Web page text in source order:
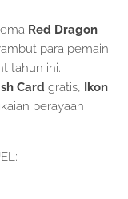
Red Dragon
para pemain
tahun ini.
Card gratis,
Ikon
perayaan